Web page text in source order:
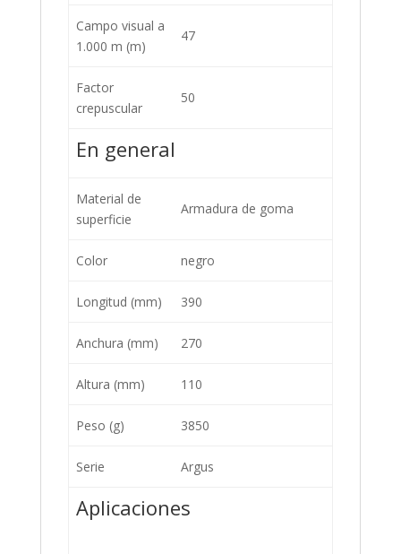
Campo visual a
1.000 m (m)
47
Factor
crepuscular
50
En general
Material de
superficie
Armadura de goma
Color negro
Longitud (mm) 390
Anchura (mm) 270
Altura (mm) 110
Peso (g) 3850
Serie Argus
Aplicaciones